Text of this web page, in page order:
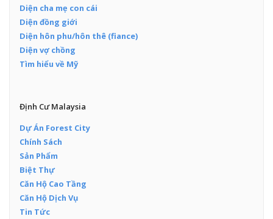
Diện cha mẹ con cái
Diện đồng giới
Diện hôn phu/hôn thê (fiance)
Diện vợ chồng
Tìm hiểu về Mỹ
Định Cư Malaysia
Dự Án Forest City
Chính Sách
Sản Phẩm
Biệt Thự
Căn Hộ Cao Tầng
Căn Hộ Dịch Vụ
Tin Tức